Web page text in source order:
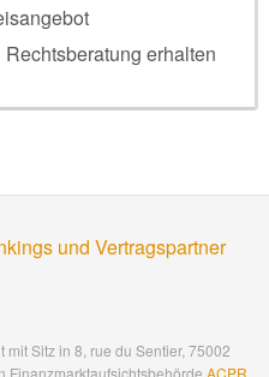
erhalten
und Vertragspartner
Sitz in 8, rue du Sentier, 75002
Finanzmarktaufsichtsbehörde ACPR